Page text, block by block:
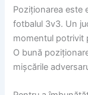
Poziționarea este
fotbalul 3v3. Un
momentul potrivit
O bună
mișcările